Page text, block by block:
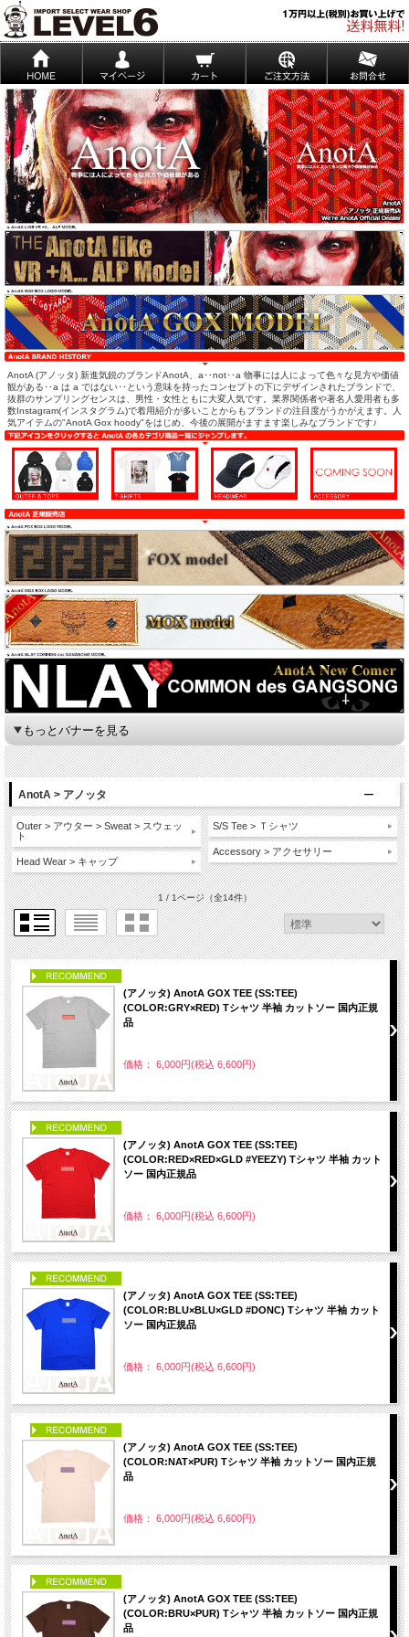
AnotA (アノッタ) 新進気鋭のブランドAnotA、a‥not‥a 物事には人によって色々な見方や価値
観がある‥a は a ではない‥という意味を持ったコンセプトの下にデザインされたブランドで、
抜群のサンプリングセンスは、男性・女性ともに大変人気です。業界関係者や著名人愛用者も多
数Instagram(インスタグラム)で着用紹介が多いことからもブランドの注目度がうかがえます。人
気アイテムの"AnotA Gox hoody"をはじめ、今後の展開がますます楽しみなブランドです♪
もっとバナーを見る
AnotA > アノッタ
Outer > アウター > Sweat > スウェッ
ト
Head Wear > キャップ
S/S Tee > Ｔシャツ
Accessory > アクセサリー
1 / 1ページ（全14件）
(アノッタ) AnotA GOX TEE (SS:TEE)
(COLOR:GRY×RED) Tシャツ 半袖 カットソー 国内正規
品
価格： 6,000円(税込 6,600円)
(アノッタ) AnotA GOX TEE (SS:TEE)
(COLOR:RED×RED×GLD #YEEZY) Tシャツ 半袖 カット
ソー 国内正規品
価格： 6,000円(税込 6,600円)
(アノッタ) AnotA GOX TEE (SS:TEE)
(COLOR:BLU×BLU×GLD #DONC) Tシャツ 半袖 カット
ソー 国内正規品
価格： 6,000円(税込 6,600円)
(アノッタ) AnotA GOX TEE (SS:TEE)
(COLOR:NAT×PUR) Tシャツ 半袖 カットソー 国内正規
品
価格： 6,000円(税込 6,600円)
(アノッタ) AnotA GOX TEE (SS:TEE)
(COLOR:BRU×PUR) Tシャツ 半袖 カットソー 国内正規
品